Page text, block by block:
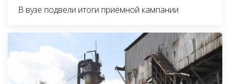
В вузе подвели итоги приёмной кампании